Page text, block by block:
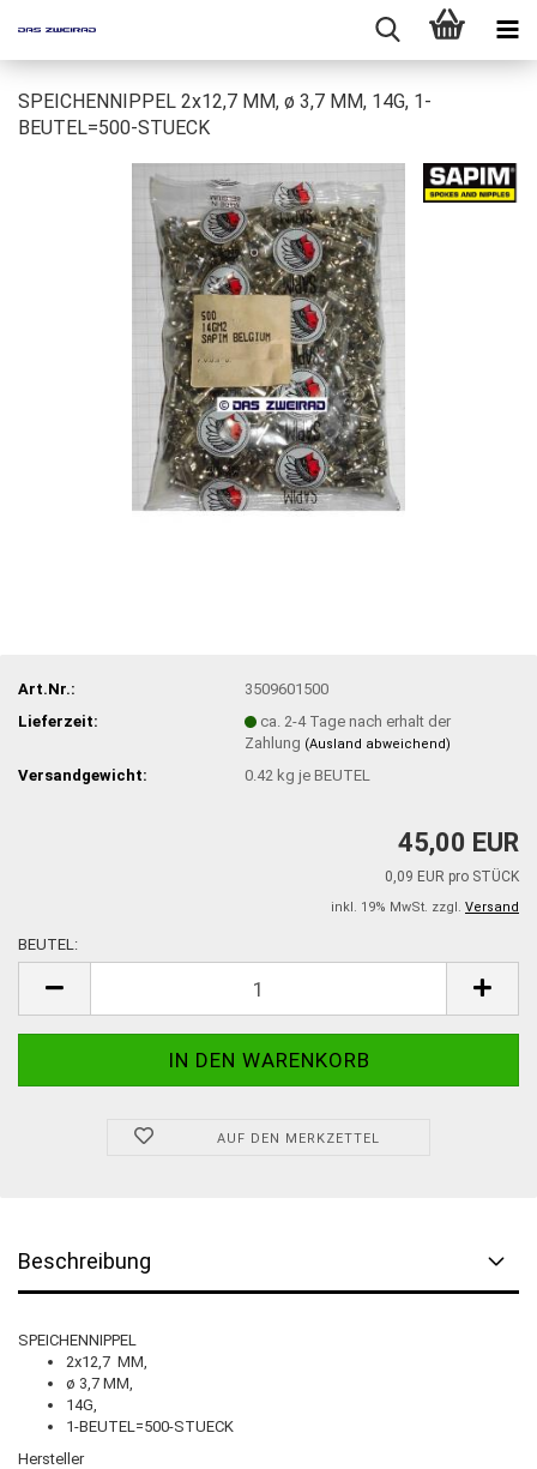
SPEICHENNIPPEL 2x12,7 MM, ø 3,7 MM, 14G, 1-
BEUTEL=500-STUECK
Art.Nr.:
3509601500
Lieferzeit:
ca. 2-4 Tage nach erhalt der
Zahlung (Ausland abweichend)
Versandgewicht: 0.42 kg je BEUTEL
45,00 EUR
0,09 EUR pro STÜCK
inkl. 19% MwSt. zzgl. Versand
BEUTEL:
AUF DEN MERKZETTEL
Beschreibung
SPEICHENNIPPEL
2x12,7 MM,
ø 3,7 MM,
14G,
1-BEUTEL=500-STUECK
Hersteller